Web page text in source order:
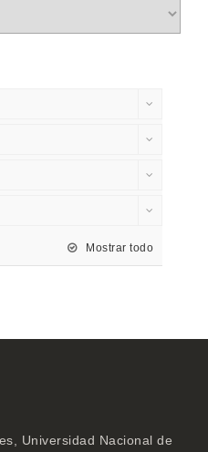
Mostrar todo
Universidad Nacional de